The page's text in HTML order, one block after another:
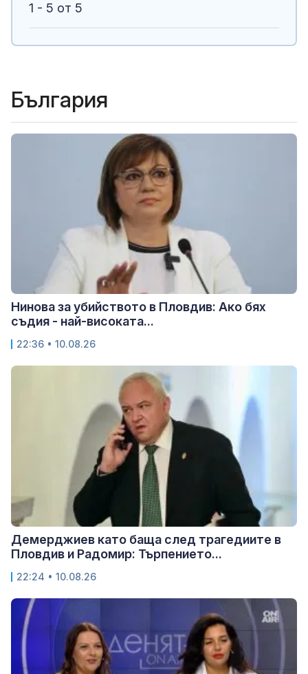
1 - 5 от 5
България
Нинова за убийството в Пловдив: Ако бях
съдия - най-високата...
22:36 • 10.08.26
Демерджиев като баща след трагедиите в
Пловдив и Радомир: Търпението...
22:24 • 10.08.26